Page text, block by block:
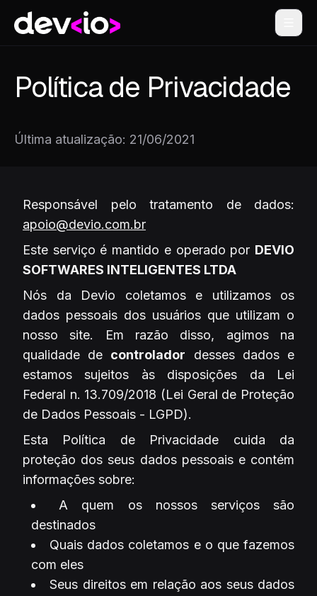
Devio
Política de Privacidade
Última atualização: 21/06/2021
Responsável pelo tratamento de dados:
apoio@devio.com.br
Este serviço é mantido e operado por DEVIO
SOFTWARES INTELIGENTES LTDA
Nós da Devio coletamos e utilizamos os
dados pessoais dos usuários que utilizam o
nosso site. Em razão disso, agimos na
qualidade de controlador desses dados e
estamos sujeitos às disposições da Lei
Federal n. 13.709/2018 (Lei Geral de Proteção
de Dados Pessoais - LGPD).
Esta Política de Privacidade cuida da
proteção dos seus dados pessoais e contém
informações sobre:
A quem os nossos serviços são
destinados
Quais dados coletamos e o que fazemos
com eles
Seus direitos em relação aos seus dados